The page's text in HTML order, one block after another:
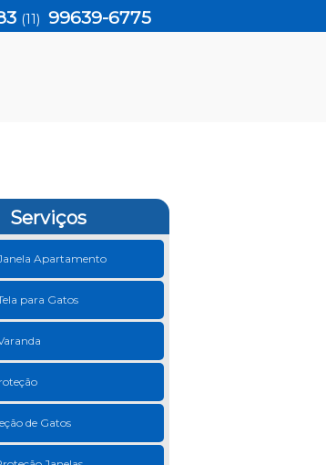
(11) 99639-6775
Serviços
Apartamento
para Gatos
de Gatos